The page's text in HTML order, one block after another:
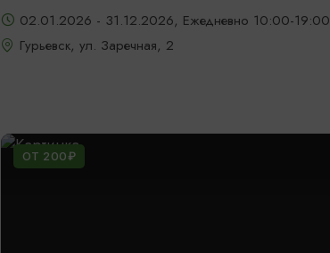
02.01.2026 - 31.12.2026, Ежедневно 10:00-19:00
Гурьевск, ул. Заречная, 2
ОТ 200₽